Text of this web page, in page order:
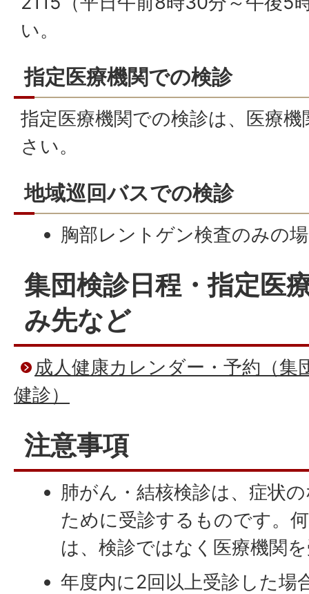
い。
指定医療機関での検診
指定医療機関での検診は、医療
さい。
地域巡回バスでの検診
胸部レントゲン検査のみの
集団検診日程・指定医
み先など
成人健康カレンダー・予約（集
健診）
注意事項
肺がん・結核検診は、症状
ために受診するものです。
は、検診ではなく医療機関
年度内に2回以上受診した場